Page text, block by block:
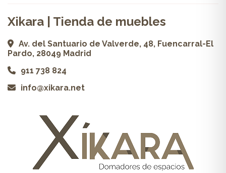
Xikara | Tienda de muebles
Av. del Santuario de Valverde, 48, Fuencarral-El
Pardo, 28049 Madrid
911 738 824
info@xikara.net